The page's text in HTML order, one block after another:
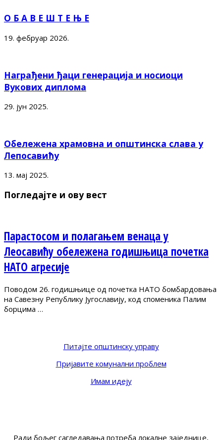
О Б А В Е Ш Т Е Њ Е
19. фебруар 2026.
Награђени ђаци генерација и носиоци
Вукових диплома
29. јун 2025.
Обележена храмовна и општинска слава у
Лепосавићу
13. мај 2025.
Погледајте и ову вест
Парастосом и полагањем венаца у
Леосавићу обележена годишњица почетка
НАТО агресије
Поводом 26. годишњице од почетка НАТО бомбардовања
на Савезну Републику Југославију, код споменика Палим
борцима …
Питајте општинску управу
Пријавите комунални проблем
Имам идеју
Ради бољег сагледавања потреба локалне заједнице,